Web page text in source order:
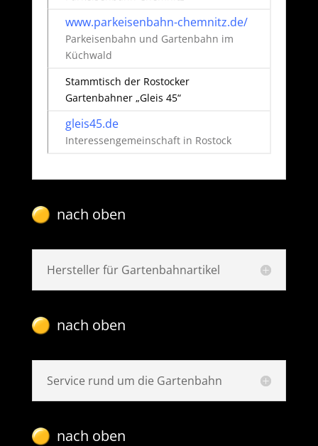
www.parkeisenbahn-chemnitz.de/
Parkeisenbahn und Gartenbahn im
Küchwald
Stammtisch der Rostocker
Gartenbahner „Gleis 45“
gleis45.de
Interessengemeinschaft in Rostock
nach oben
Hersteller für Gartenbahnartikel
nach oben
Service rund um die Gartenbahn
nach oben